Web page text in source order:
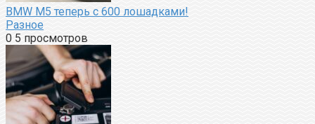
BMW M5 теперь с 600 лошадками!
Разное
0 5 просмотров